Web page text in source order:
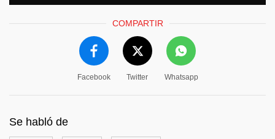
COMPARTIR
Facebook Twitter Whatsapp
Se habló de